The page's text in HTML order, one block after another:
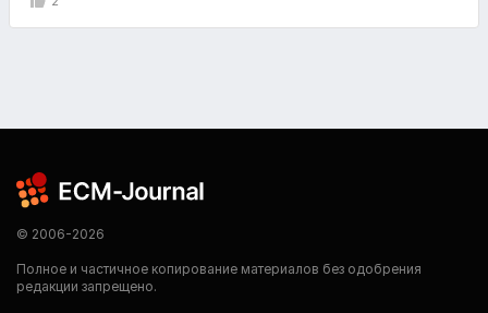
© 2006-2026
Полное и частичное копирование материалов без одобрения
редакции запрещено.